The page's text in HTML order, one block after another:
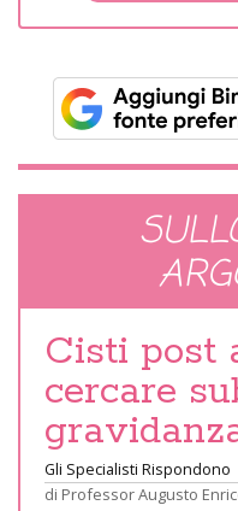
Cisti post
cercare
Gli Specialisti Rispondono
di Professor Augusto